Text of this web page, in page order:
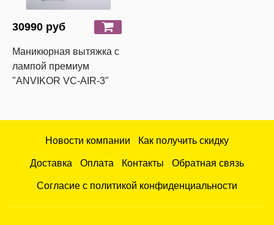
30990 руб
Маникюрная вытяжка с
лампой премиум
"ANVIKOR VC-AIR-3"
Новости компании Как получить скидку
Доставка Оплата Контакты Обратная связь
Согласие с политикой конфиденциальности